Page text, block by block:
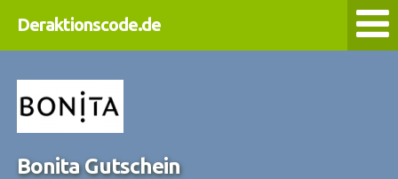
Deraktionscode.de
Bonita Gutschein